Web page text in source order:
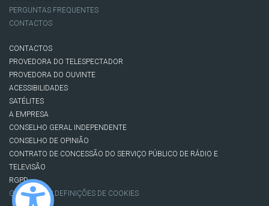
PERGUNTAS FREQUENTES
CONTACTOS
CONTACTOS
PROVEDORA DO TELESPECTADOR
PROVEDORA DO OUVINTE
ACESSIBILIDADES
SATÉLITES
A EMPRESA
CONSELHO GERAL INDEPENDENTE
CONSELHO DE OPINIÃO
CONTRATO DE CONCESSÃO DO SERVIÇO PÚBLICO DE RÁDIO E
TELEVISÃO
RGPD
GESTÃO DAS DEFINIÇÕES DE COOKIES